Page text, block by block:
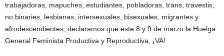
trabajadoras, mapuches, estudiantes, pobladoras, trans, travestis,
no binaries, lesbianas, intersexuales, bisexuales, migrantes y
afrodescendientes, declaramos que este 8 y 9 de marzo la Huelga
General Feminista Productiva y Reproductiva, ¡VA!